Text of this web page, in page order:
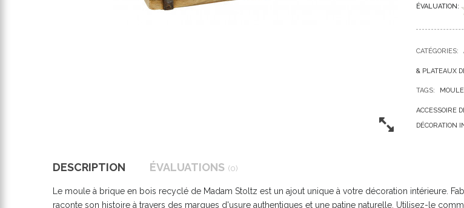
ÉVALUATION:
CATÉGORIES:
& PLATEAUX
TAGS:
ACCESSOIRE
DÉCORATION
DESCRIPTION ÉVALUATIONS (0)
Le moule à brique en bois recyclé de Madam Stoltz est un ajout unique à votre décoration intérieure.
raconte son histoire à travers des marques d'usure authentiques et une patine naturelle. Utilisez-le